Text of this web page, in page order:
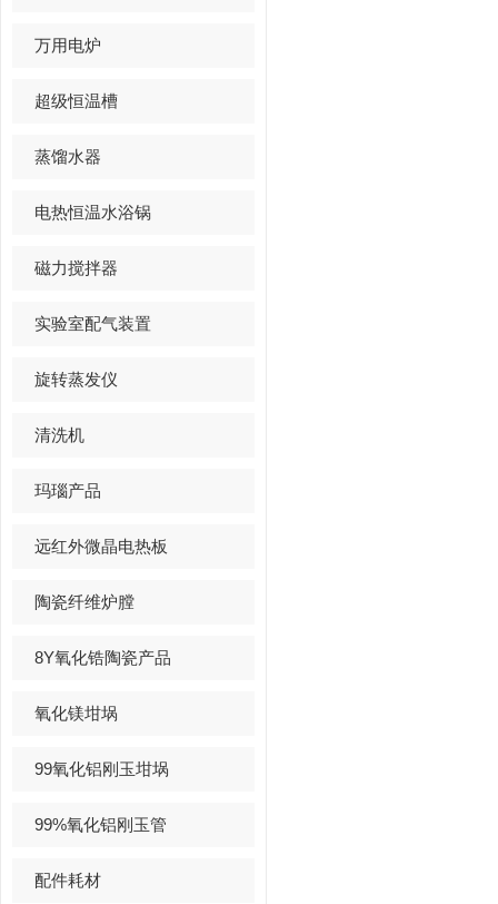
万用电炉
超级恒温槽
蒸馏水器
电热恒温水浴锅
磁力搅拌器
实验室配气装置
旋转蒸发仪
清洗机
玛瑙产品
远红外微晶电热板
陶瓷纤维炉膛
8Y氧化锆陶瓷产品
氧化镁坩埚
99氧化铝刚玉坩埚
99%氧化铝刚玉管
配件耗材